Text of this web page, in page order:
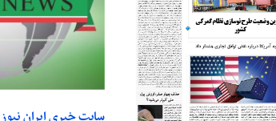
سایت خبری ایران نیوز